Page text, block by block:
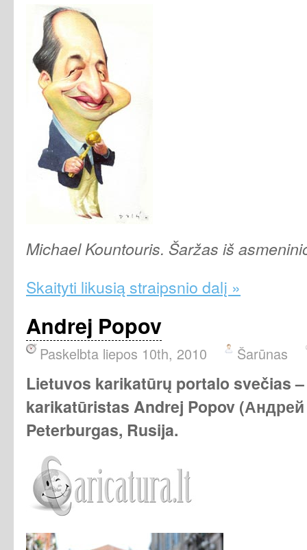
Michael Kountouris. Šaržas iš
Skaityti likusią straipsnio dalį »
Andrej Popov
Paskelbta liepos 10th, 2010 Šarūnas
Lietuvos karikatūrų portalo svečias
karikatūristas Andrej Popov
Peterburgas, Rusija.